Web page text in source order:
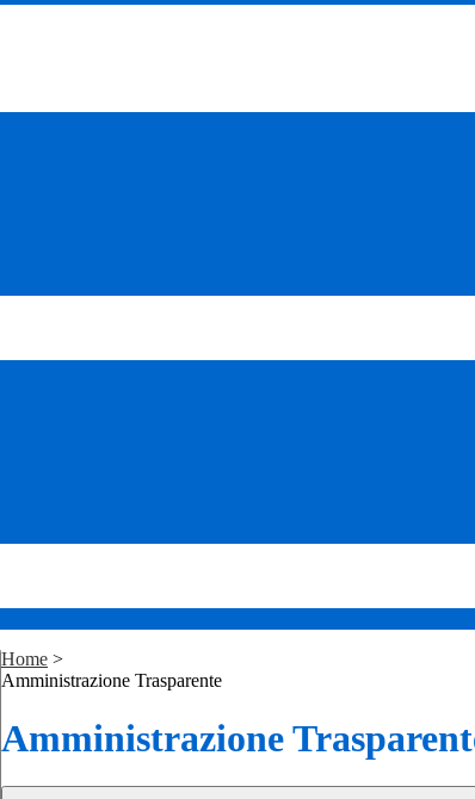
Home >
Amministrazione Trasparente
Amministrazione